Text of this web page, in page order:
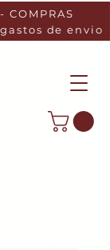
COMPRAS
gastos de envio